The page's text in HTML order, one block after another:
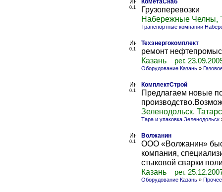
0.1
КометаСнаб
Грузоперевозки
Набережные Челны,
Транспортные компании
0.1
Техэнергокомплект
ремонт
Казань
рег.
Оборудование Казань »
0.1
КомплектСтрой
Предлагаем новые
Зеленодольск,
Тара и упаковка Зеленодольск
0.1
Волжанин
ООО «Волжанин»
компания,
стыковой сварки
Казань
рег.
Оборудование Казань »